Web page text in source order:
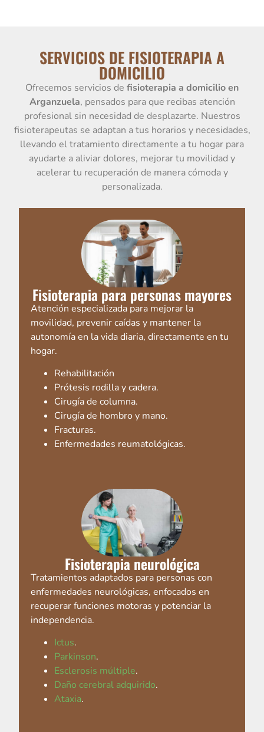
SERVICIOS DE FISIOTERAPIA A
DOMICILIO
Ofrecemos servicios de fisioterapia a domicilio en
Arganzuela, pensados para que recibas atención
profesional sin necesidad de desplazarte. Nuestros
fisioterapeutas se adaptan a tus horarios y necesidades,
llevando el tratamiento directamente a tu hogar para
ayudarte a aliviar dolores, mejorar tu movilidad y
acelerar tu recuperación de manera cómoda y
personalizada.
Fisioterapia para personas mayores
Atención especializada para mejorar la
movilidad, prevenir caídas y mantener la
autonomía en la vida diaria, directamente en tu
hogar.
Rehabilitación
Prótesis rodilla y cadera.
Cirugía de columna.
Cirugía de hombro y mano.
Fracturas.
Enfermedades reumatológicas.
Fisioterapia neurológica
Tratamientos adaptados para personas con
enfermedades neurológicas, enfocados en
recuperar funciones motoras y potenciar la
independencia.
Ictus.
Parkinson.
Esclerosis múltiple.
Daño cerebral adquirido.
Ataxia.